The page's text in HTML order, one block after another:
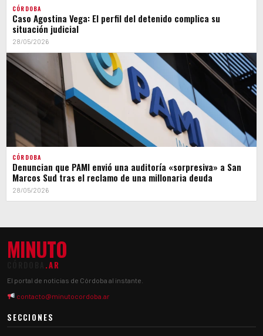
CÓRDOBA
Caso Agostina Vega: El perfil del detenido complica su
situación judicial
28/05/2026
CÓRDOBA
Denuncian que PAMI envió una auditoría «sorpresiva» a San
Marcos Sud tras el reclamo de una millonaria deuda
28/05/2026
MINUTO
.AR
El portal de noticias de Córdoba al instante.
contacto@minutocordoba.ar
SECCIONES